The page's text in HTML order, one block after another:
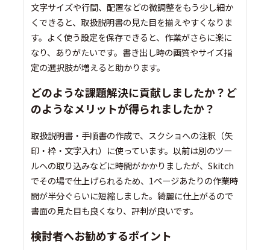
文字サイズや行間、配置などの微調整をもう少し細か
くできると、取扱説明書の見た目を揃えやすくなりま
す。よく使う設定を保存できると、作業がさらに楽に
なり、ありがたいです。書き出し時の画質やサイズ指
定の選択肢が増えると助かります。
どのような課題解決に貢献しましたか？ど
のようなメリットが得られましたか？
取扱説明書・手順書の作成で、スクショへの注釈（矢
印・枠・文字入れ）に使っています。以前は別のツー
ルへの取り込みなどに時間がかかりましたが、Skitch
でその場で仕上げられるため、1ページあたりの作業時
間が半分ぐらいに短縮しました。綺麗に仕上がるので
書面の見た目も良くなり、評判が良いです。
検討者へお勧めするポイント